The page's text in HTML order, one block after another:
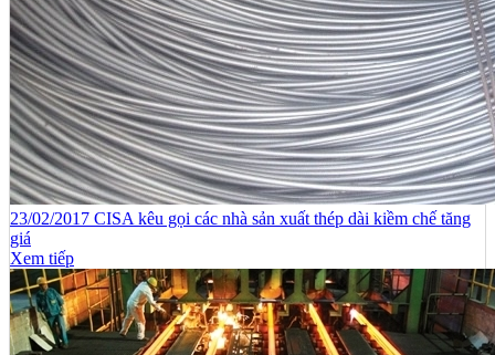
23/02/2017 CISA kêu gọi các nhà sản xuất thép dài kiềm chế tăng
giá
Xem tiếp